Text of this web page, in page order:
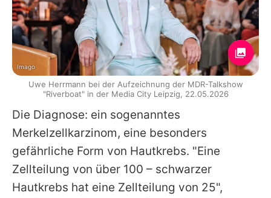
Die Diagnose: ein sogenanntes
Merkelzellkarzinom, eine besonders
gefährliche Form von Hautkrebs. "Eine
Zellteilung von über 100 – schwarzer
Hautkrebs hat eine Zellteilung von 25",
Imago
Uwe Herrmann bei der Aufzeichnung der MDR-Talkshow
"Riverboat" in der Media City Leipzig, 22.05.2026